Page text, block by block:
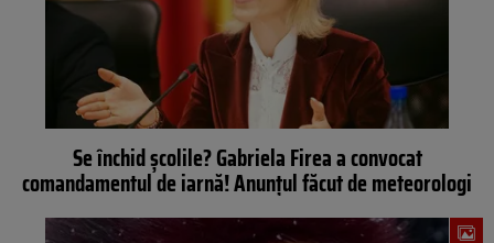
Se închid școlile? Gabriela Firea a convocat
comandamentul de iarnă! Anunțul făcut de meteorologi